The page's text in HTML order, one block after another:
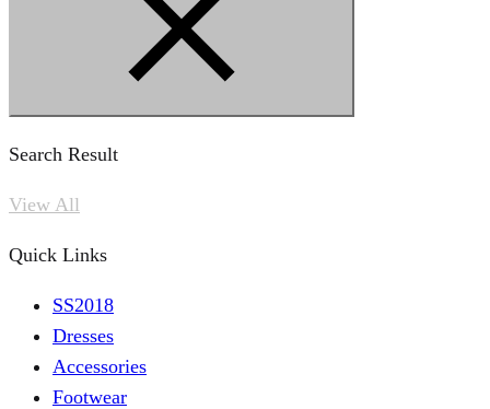
Search Result
View All
Quick Links
SS2018
Dresses
Accessories
Footwear